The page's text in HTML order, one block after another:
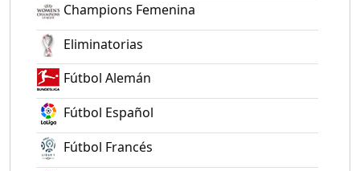
Champions Femenina
Eliminatorias
Fútbol Alemán
Fútbol Español
Fútbol Francés